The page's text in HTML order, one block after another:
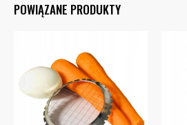
POWIĄZANE PRODUKTY